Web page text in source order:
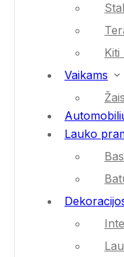
Kiti
Vaikams
Lauko